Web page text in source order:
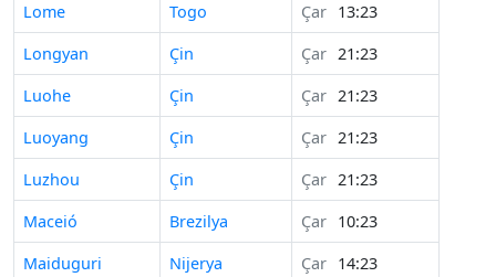
Lome
Togo Çar 13:23
Longyan
Çin Çar 21:23
Luohe
Çin Çar 21:23
Luoyang
Çin Çar 21:23
Luzhou
Çin Çar 21:23
Maceió
Brezilya Çar 10:23
Maiduguri
Nijerya Çar 14:23